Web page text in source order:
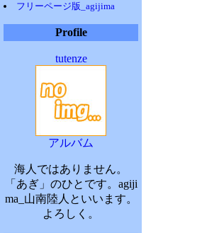
フリーページ版_agijima
Profile
tutenze
アルバム
海人ではありません。
「あぎ」のひとです。agiji
ma_山南陸人といいます。
よろしく。